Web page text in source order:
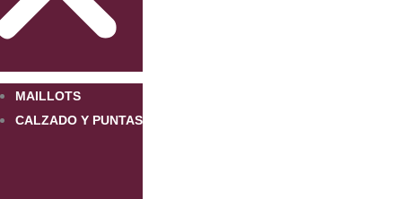
MAILLOTS
CALZADO Y PUNTAS